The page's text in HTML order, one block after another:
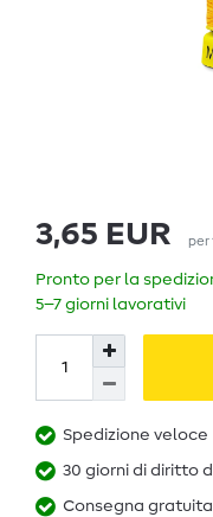
3,65 EUR per
Pronto per la
5–7 giorni lavorativi
Spedizione veloce
30 giorni di diritto
Consegna